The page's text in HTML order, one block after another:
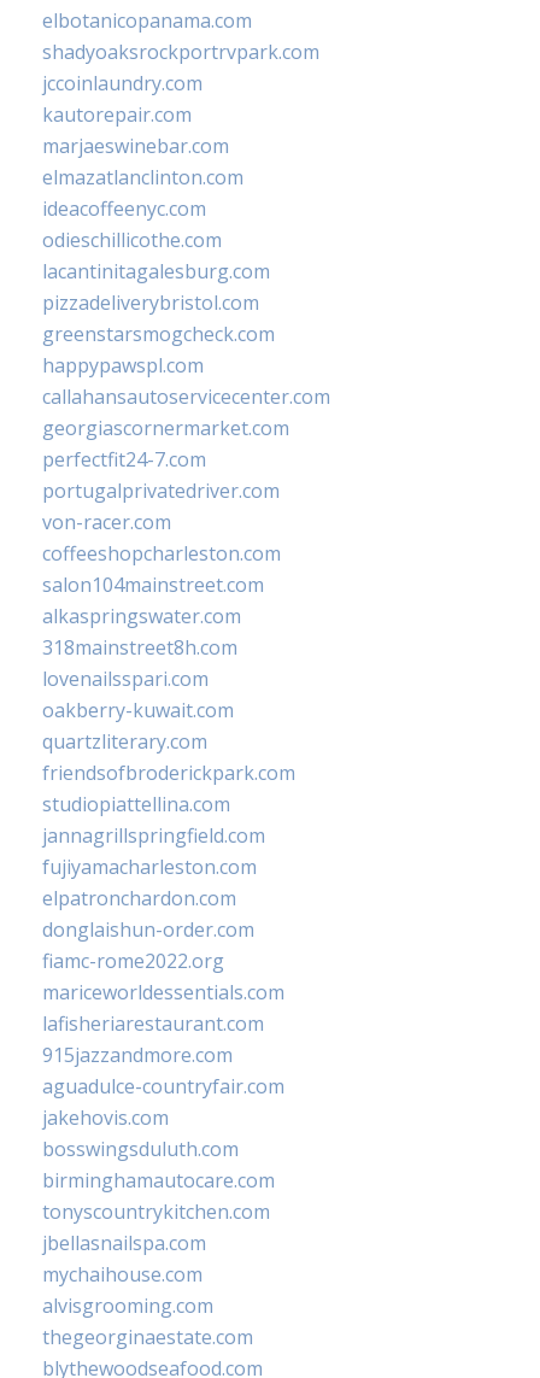
elbotanicopanama.com
shadyoaksrockportrvpark.com
jccoinlaundry.com
kautorepair.com
marjaeswinebar.com
elmazatlanclinton.com
ideacoffeenyc.com
odieschillicothe.com
lacantinitagalesburg.com
pizzadeliverybristol.com
greenstarsmogcheck.com
happypawspl.com
callahansautoservicecenter.com
georgiascornermarket.com
perfectfit24-7.com
portugalprivatedriver.com
von-racer.com
coffeeshopcharleston.com
salon104mainstreet.com
alkaspringswater.com
318mainstreet8h.com
lovenailsspari.com
oakberry-kuwait.com
quartzliterary.com
friendsofbroderickpark.com
studiopiattellina.com
jannagrillspringfield.com
fujiyamacharleston.com
elpatronchardon.com
donglaishun-order.com
fiamc-rome2022.org
mariceworldessentials.com
lafisheriarestaurant.com
915jazzandmore.com
aguadulce-countryfair.com
jakehovis.com
bosswingsduluth.com
birminghamautocare.com
tonyscountrykitchen.com
jbellasnailspa.com
mychaihouse.com
alvisgrooming.com
thegeorginaestate.com
blythewoodseafood.com